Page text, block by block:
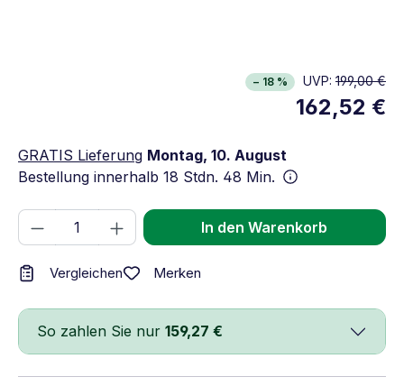
− 18 % UVP: 199,00 €
162,52 €
GRATIS Lieferung Montag, 10. August
Bestellung innerhalb 18 Stdn. 48 Min.
Produkt Anzahl: Gib den gewünschten
In den Warenkorb
Vergleichen Merken
So zahlen Sie nur 159,27 €